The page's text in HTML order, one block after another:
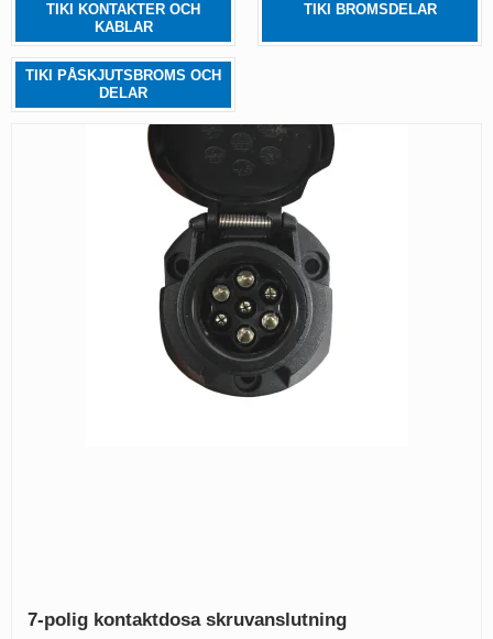
TIKI KONTAKTER OCH
KABLAR
TIKI BROMSDELAR
TIKI PÅSKJUTSBROMS OCH
DELAR
7-polig kontaktdosa skruvanslutning